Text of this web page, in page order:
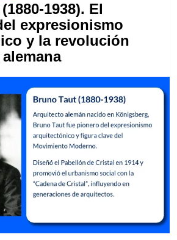
1938). El
expresionismo
y la revolución